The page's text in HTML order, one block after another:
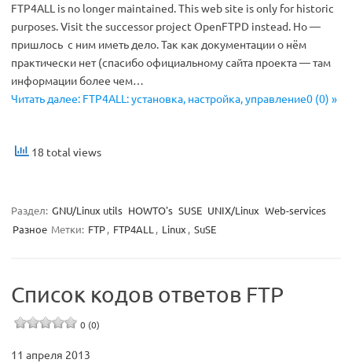
FTP4ALL is no longer maintained. This web site is only for historic
purposes. Visit the successor project OpenFTPD instead. Но —
пришлось с ним иметь дело. Так как документации о нём
практически нет (спасибо официальному сайта проекта — там
информации более чем…
Читать далее: FTP4ALL: установка, настройка, управление0 (0) »
18 total views
Раздел: GNU/Linux utils HOWTO's SUSE UNIX/Linux Web-services
Разное Метки: FTP, FTP4ALL , Linux , SuSE
Список кодов ответов FTP
0 (0)
11 апреля 2013